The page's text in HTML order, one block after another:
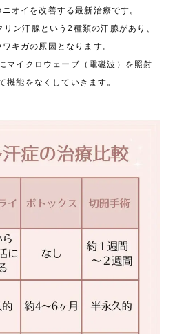
オイを改善する最新治療です。
ン汗腺という2種類の汗腺があり、
キガの原因となります。
マイクロウェーブ（電磁波）を照射
機能をなくしていきます。